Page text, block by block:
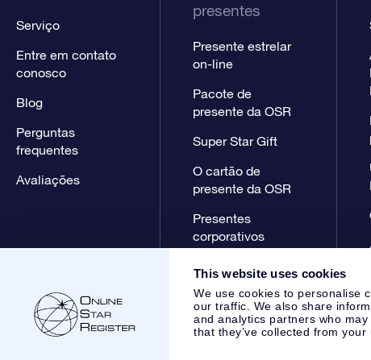
This website uses cookies
We use cookies to personalise
our traffic. We also share
and analytics partners who
that they’ve collected from your
Serviço
Entre em contato
conosco
Blog
Perguntas
frequentes
Avaliações
presentes
Presente estrelar
on-line
Pacote de
presente da OSR
Super Star Gift
O cartão de
presente da OSR
Presentes
corporativos